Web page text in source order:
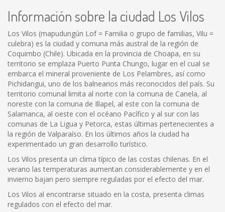
Información sobre la ciudad Los Vilos
Los Vilos (mapudungún Lof = Familia o grupo de familias, Vilu =
culebra) es la ciudad y comuna más austral de la región de
Coquimbo (Chile). Ubicada en la provincia de Choapa, en su
territorio se emplaza Puerto Punta Chungo, lugar en el cual se
embarca el mineral proveniente de Los Pelambres, así como
Pichidangui, uno de los balnearios más reconocidos del país. Su
territorio comunal limita al norte con la comuna de Canela, al
noreste con la comuna de Illapel, al este con la comuna de
Salamanca, al oeste con el océano Pacífico y al sur con las
comunas de La Ligua y Petorca, estas últimas pertenecientes a
la región de Valparaíso. En los últimos años la ciudad ha
experimentado un gran desarrollo turístico.
Los Vilos presenta un clima típico de las costas chilenas. En el
verano las temperaturas aumentan considerablemente y en el
invierno bajan pero siempre reguladas por el efecto del mar.
Los Vilos al encontrarse situado en la costa, presenta climas
regulados con el efecto del mar.